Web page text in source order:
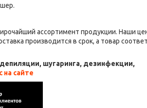
ассортимент продукции. Наши
производится в срок, а товар
шугаринга, дезинфекции,
на сайте